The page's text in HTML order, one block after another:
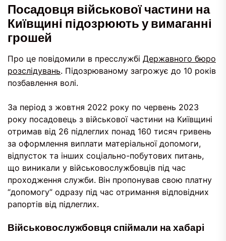
Посадовця військової частини на
Київщині підозрюють у вимаганні
грошей
Про це повідомили в пресслужбі Державного бюро
розслідувань. Підозрюваному загрожує до 10 років
позбавлення волі.
За період з жовтня 2022 року по червень 2023
року посадовець з військової частини на Київщині
отримав від 26 підлеглих понад 160 тисяч гривень
за оформлення виплати матеріальної допомоги,
відпусток та інших соціально-побутових питань,
що виникали у військовослужбовців під час
проходження служби. Він пропонував свою платну
“допомогу” одразу під час отримання відповідних
рапортів від підлеглих.
Військовослужбовця спіймали на хабарі